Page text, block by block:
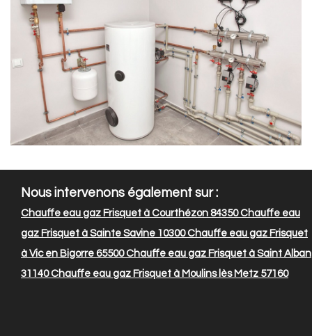
Nous intervenons également sur :
Chauffe eau gaz Frisquet à Courthézon 84350Chauffe eau
gaz Frisquet à Sainte Savine 10300Chauffe eau gaz Frisquet
à Vic en Bigorre 65500Chauffe eau gaz Frisquet à Saint Alban
31140Chauffe eau gaz Frisquet à Moulins lès Metz 57160